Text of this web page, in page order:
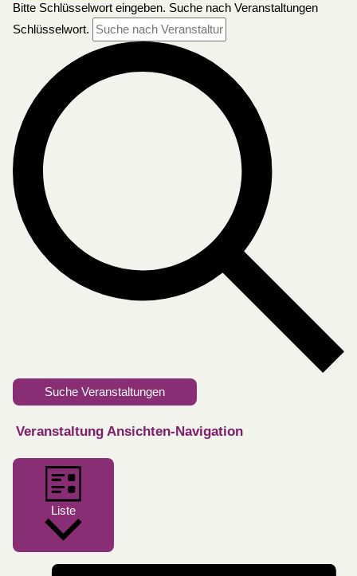
Bitte Schlüsselwort eingeben. Suche nach Veranstaltungen
Schlüsselwort.
Suche Veranstaltungen
Veranstaltung Ansichten-Navigation
Liste